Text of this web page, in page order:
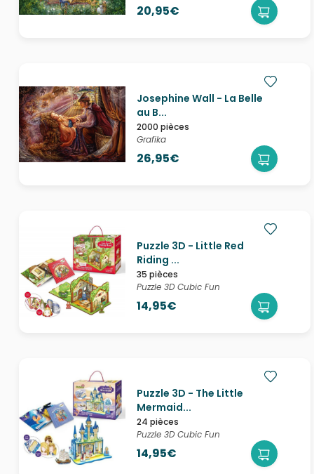
20,95€
Josephine Wall - La Belle
au B...
2000 pièces
Grafika
26,95€
Puzzle 3D - Little Red
Riding ...
35 pièces
Puzzle 3D Cubic Fun
14,95€
Puzzle 3D - The Little
Mermaid...
24 pièces
Puzzle 3D Cubic Fun
14,95€